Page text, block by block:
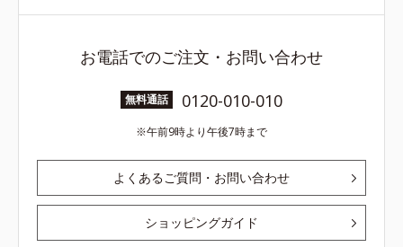
お電話でのご注文・お問い合わせ
無料通話 0120-010-010
午前9時より午後7時まで
よくあるご質問・お問い合わせ
ショッピングガイド